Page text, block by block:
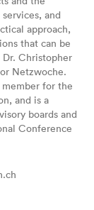
and
approach,
that can be
Christopher
Netzwoche.
member for the
and is a
boards and
Conference